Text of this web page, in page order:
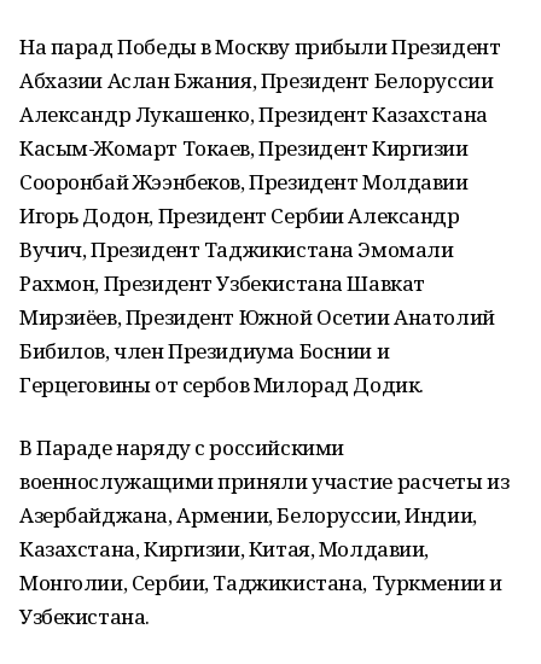
На парад Победы в Москву прибыли Президент
Абхазии Аслан Бжания, Президент Белоруссии
Александр Лукашенко, Президент Казахстана
Касым-Жомарт Токаев, Президент Киргизии
Сооронбай Жээнбеков, Президент Молдавии
Игорь Додон, Президент Сербии Александр
Вучич, Президент Таджикистана Эмомали
Рахмон, Президент Узбекистана Шавкат
Мирзиёев, Президент Южной Осетии Анатолий
Бибилов, член Президиума Боснии и
Герцеговины от сербов Милорад Додик.
В Параде наряду с российскими
военнослужащими приняли участие расчеты из
Азербайджана, Армении, Белоруссии, Индии,
Казахстана, Киргизии, Китая, Молдавии,
Монголии, Сербии, Таджикистана, Туркмении и
Узбекистана.